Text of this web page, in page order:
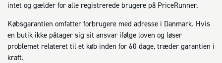
intet og gælder for alle registrerede brugere på PriceRunner.
Købsgarantien omfatter forbrugere med adresse i Danmark. Hvis
en butik ikke påtager sig sit ansvar ifølge loven og løser
problemet relateret til et køb inden for 60 dage, træder garantien i
kraft.